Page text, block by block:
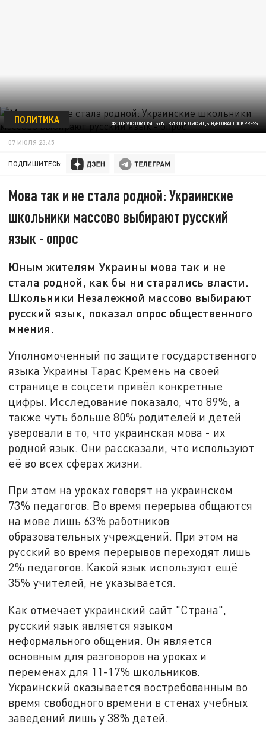
ФОТО: VICTOR LISITSYN, ВИКТОР ЛИСИЦЫН/GLOBALLOOKPRESS
ПОЛИТИКА
07 ИЮЛЯ 23:45
ПОДПИШИТЕСЬ:
Мова так и не стала родной: Украинские
школьники массово выбирают русский
язык - опрос
Юным жителям Украины мова так и не
стала родной, как бы ни старались власти.
Школьники Незалежной массово выбирают
русский язык, показал опрос общественного
мнения.
Уполномоченный по защите государственного
языка Украины Тарас Кремень на своей
странице в соцсети привёл конкретные
цифры. Исследование показало, что 89%, а
также чуть больше 80% родителей и детей
уверовали в то, что украинская мова - их
родной язык. Они рассказали, что используют
её во всех сферах жизни.
При этом на уроках говорят на украинском
73% педагогов. Во время перерыва общаются
на мове лишь 63% работников
образовательных учреждений. При этом на
русский во время перерывов переходят лишь
2% педагогов. Какой язык используют ещё
35% учителей, не указывается.
Как отмечает украинский сайт "Страна",
русский язык является языком
неформального общения. Он является
основным для разговоров на уроках и
переменах для 11-17% школьников.
Украинский оказывается востребованным во
время свободного времени в стенах учебных
заведений лишь у 38% детей.